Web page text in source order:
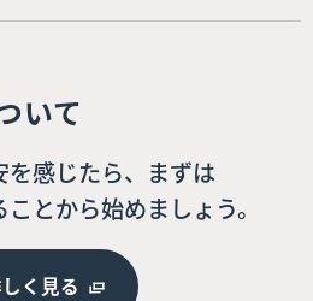
いて
を感じたら、まずは
とから始めましょう。
く見る